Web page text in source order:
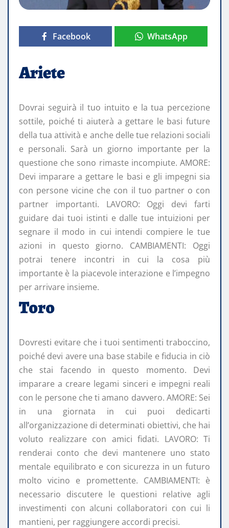
Facebook WhatsApp
Ariete
Dovrai seguirà il tuo intuito e la tua percezione
sottile, poiché ti aiuterà a gettare le basi future
della tua attività e anche delle tue relazioni sociali
e personali. Sarà un giorno importante per la
questione che sono rimaste incompiute. AMORE:
Devi imparare a gettare le basi e gli impegni sia
con persone vicine che con il tuo partner o con
partner importanti. LAVORO: Oggi devi farti
guidare dai tuoi istinti e dalle tue intuizioni per
segnare il modo in cui intendi compiere le tue
azioni in questo giorno. CAMBIAMENTI: Oggi
potrai tenere incontri in cui la cosa più
importante è la piacevole interazione e l’impegno
per arrivare insieme.
Toro
Dovresti evitare che i tuoi sentimenti traboccino,
poiché devi avere una base stabile e fiducia in ciò
che stai facendo in questo momento. Devi
imparare a creare legami sinceri e impegni reali
con le persone che ti amano davvero. AMORE: Sei
in una giornata in cui puoi dedicarti
all’organizzazione di determinati obiettivi, che hai
voluto realizzare con amici fidati. LAVORO: Ti
renderai conto che devi mantenere uno stato
mentale equilibrato e con sicurezza in un futuro
molto vicino e promettente. CAMBIAMENTI: è
necessario discutere le questioni relative agli
investimenti con alcuni collaboratori con cui li
mantieni, per raggiungere accordi precisi.